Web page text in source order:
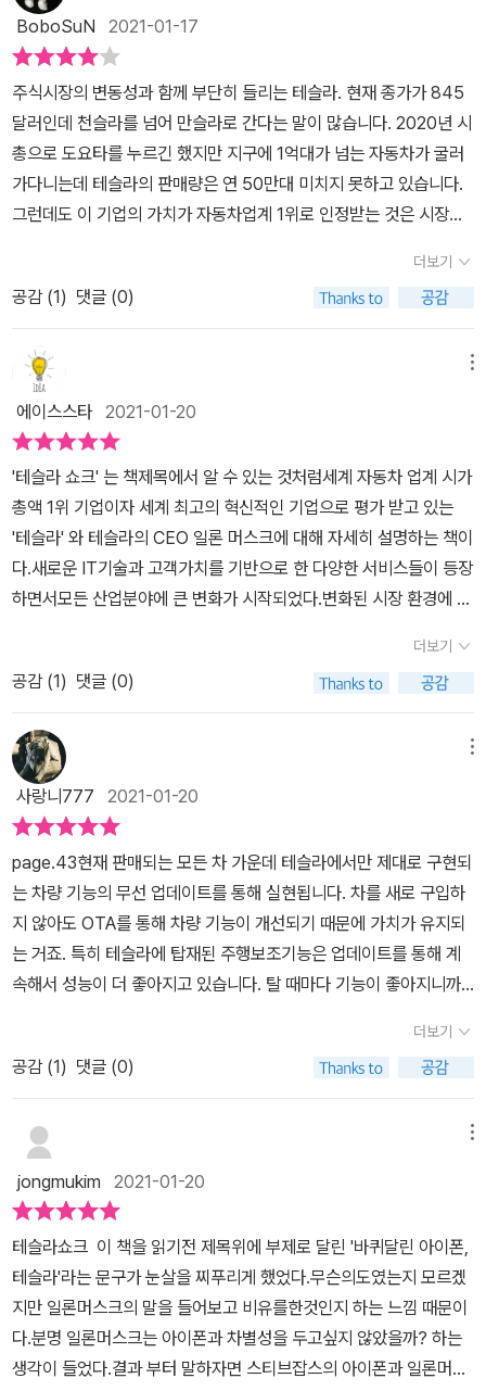
상이 일어난다. 하지만 사소한 변화, 습관이라고 하더라도 이에 주목
하며 대응하는 힘을 가져야 한다. 그러지 못할 경우 도태되거나 또 다
른 산업이나 기업에 흡수되는 것이 이 바닥의 생리와도 같은 것이다.
머스크도 이 같은 행위를 매우 당연시 한다. 미래를 선도하거나 아니
면 포기하고 사라지거나, 다소 과격한 어휘로 보이지만 그만큼 기업
들은 이윤추구를 위해 거의 모든 것을 걸며 경쟁하는 집단이다. 책에
서도 테슬라의 발전상, 비전, 미래가치 등을 나열하고 있지만 더 중요
한 것은 이를 바라보는 기존 세력들의 반응일 것이다. 우리 기업들도
여기에서 자유롭지 못하며 기존의 방식으로 부를 추구했다면 이제는
새로운 시장환경에 적응하며 대중들이 원하는 니즈를 파악하면서도
해야 한다. 왜 인재에 대한 중요성이 부각되면서도 기술발전이나 인
공지능의 활용, 대중화 등을 바탕으로 꾸준한 비즈니스 혁신모델을
추구하려 하는지, 매우 자연스럽고 당연한 흐름으로 이해하며 읽을
수 있을 것이다. 과감해야 하는 순간, 절대적인 과감성을 바탕으로 리
더십을 발휘하며 포기하거나 버려야 한다면 이 또한 후회없이 행동하
는 그들의 결단력과 행동력에서 기업경영이나 가치, 원칙이나 철학
등에 대해서도 함께 판단해 볼 수 있을 것이다. 여전히 상용화, 대중화
단계에서 다양한 결함이 발생하고 있는 전기차 시장, 그리고 자동차
산업에 대한 평가와 그 중요성에 대해 우리는 판단하며 새로운 모델
야 할 것이다. 세상 변화의 속도 만큼이나 기업들의 새로운 제품과 경
쟁력에 대한 반응도는 매우 민감한 수준이다. 테슬라 쇼크를 통해 그
들에게서 배울 점은 배우며 모방하는 행위 등을 통해 더 나은 방향성
이 무엇인지 판단해 보자.
BoboSuN 2021-01-17
주식시장의 변동성과 함께 부단히 들리는 테슬라. 현재 종가가 845
달러인데 천슬라를 넘어 만슬라로 간다는 말이 많습니다. 2020년 시
총으로 도요타를 누르긴 했지만 지구에 1억대가 넘는 자동차가 굴러
가다니는데 테슬라의 판매량은 연 50만대 미치지 못하고 있습니다.
그런데도 이 기업의 가치가 자동차업계 1위로 인정받는 것은 시장전
공룡 노키아는 현실성에 떨어지는 물건이라 생각하고 시대의 흐름을
무시했습니다. 하지만 PDA와 같은 성능에 직관적인 터치 고성능의
카메라 어플의 편리함은 새로운 생태계를 만들어 냈습니다. 안주하고
도외시하던 노키아는 몰락의 길을 걷고 아이폰은 생태계의 리더로 그
사업을 전반야에 확장하고 있습니다. 그런 애플이 스마트카 자율주행
차에 진출하려 합니다. 이는 자신들의 거대한 인프라의 일환으로 모
바일로부터 이어지는 달리는 컴퓨터 사업확장과 하드웨어보단 빅데
이터의 확보를 위한것입니다. 하지만 이미 시장의 리더로 견고함을
굳힌 테슬라가 있습니다. GM이나 독일차 같은 굴지의 브랜드가 있지
만 테슬라만의 자율주행시스템과 업그레이드 모듈의 통합은 그 브랜
드들과 격차가 6년이상이나 난다고 합니다. 그들 내연기관 자동차 메
이커들이 부품의 경량화나 줄임을 통해 수익을 내려는것과는 대비되
게 모듈, 시스템의 통합으로 지속적인 업그레이드를 가능케 하며 차
행을 꿈꾸기 때문입니다. 거기다 완벽한 수직계열화를 이루고 제조업
의 노하우를 축적해가며 진화해가고 있습니다. 자신만의 스페이스X
위성을 통해 6G통신을 꿈꾸고 자체 배터리공장을 통해 원가절감에
도 나서고 있습니다. 배터리데이발표때 혁신은 없어 주가는 요동쳤지
만 원가절감은 장기적으로 무시무시한 성장동력이 될것입니다. 산업
의 틀을 따라 단기적인 수익에 미래를 그리는 것이 아닌 아예 설정부
터 달리 생각하고 시장의 룰체인져로 두각하기 위해서 일론머스크의
남다른 장기적인 비젼과 행동, 실행, 리더십이 있기에 가능한 것이 아
닌가 싶습니다. 후발주자였지만 자동차 트랜드를 이끄는 만큼 반테
비디아와 ARM이겠습니다. 이들은 AI와 메모리의 딥러닝으로 완벽
한 자율주행을 꿈꾸며 미래를 선점하려 하고 있습니다. 하지만 우리
는 규제와 노조, 과거 구시대의 매너리즘에 빠져 있습니다. 환경구조
나 시장의 방향성이 테슬라와 같을 순 없지만 그들과 같이 미래를 그
리며 큰 프레임을 짜지 않는다면 우리의 자동차 산업을 몰락하고 말
것입니다. 틀에 맞춰진 한정적 계획를 그리기 보다 더 거시적인 미래
를 바라보며 새로운 틀을 만드는 테슬라 통해 그림을 그려봐야 겠습
니다.
더보기
공감 (1) 댓글 (0)
에이스스타2021-01-20
'테슬라 쇼크' 는 책제목에서 알 수 있는 것처럼세계 자동차 업계 시가
총액 1위 기업이자 세계 최고의 혁신적인 기업으로 평가 받고 있는
'테슬라' 와 테슬라의 CEO 일론 머스크에 대해 자세히 설명하는 책이
다.새로운 IT기술과 고객가치를 기반으로 한 다양한 서비스들이 등장
하면서모든 산업분야에 큰 변화가 시작되었다.변화된 시장 환경에 새
했고 기존 시장을 파괴하면서 새롭게 정의하고 있다.이런 변화를 주
도하기 위한 I기업들의 경쟁이 전세계적으로 치열하게 벌어지고 있
다.그 중에서도 최근 가장 혁신적인 기업이자높은 미래가치와 성장을
인정받으면서빠르게 성장한 기업이 바로 '테슬라' 다.매출로만 봤을
때 전세계 자동차 시장에서테슬라가 차지하고 있는 비율은 매우 낮은
수준이다.하지만 테슬라의 주가는 2010년 상장이후 180배 이상 상
승하였고 국내 투자자들이가장 많이 투자한 기업 역시 '테슬라' 다.그
동안 테슬라가 어떻게 지금처럼 성장할 수 있었는지 궁금했다.'테슬라
쇼크' 는 테슬라, 업의 본질을 재정의하고 패러다임을 바꾸다, 테슬라
의 진짜 경쟁력은 눈에 보이지 않는 곳에 있다, 모빌리티 혁명을 주도
하는 테슬라 그리고 나머지 선두 기업,모든 것은 리더에게 달렸다, 한
국 기업의 위기와 기회는 무엇이고, 어떻게 대응할 것인가로나누어서
설명하기 때문에 테슬라와 관련된전반적인 내용을 자세히 알 수 있었
다.테슬라가 어떻게 기존의 자동차 기업들이 가지고 있던 문제점들과
기업으로 성장할 수 있었던 차별화 된 기술력과 경쟁력은 어떤 과정
을 통해 형성되었는지 새롭게 알 수 있었다.지속적인 성장과 기업 가
치 극대화를 위한 테슬라의 CEO 머스크의 전략과 비전이 무엇인
지, 그들이 지속적인 성장과 불확실한 미래를 대비하기 위해 어떤 준
비와 노력을 하고 있는지 알 수 있어서 흥미로웠다.무엇보다 테슬라
의 영향력이 점차적으로 확대되면서국내기업들에게 미칠 영향이 무
엇인지에 대한 설명과 함께 어떤 점이 위기로 작용할 것인지,어떤 부
분을 협력하고 기회로 활용할 수 있을지에 대해 알 수 있어서 많은 도
더보기
공감 (1) 댓글 (0)
사랑니777 2021-01-20
page.43현재 판매되는 모든 차 가운데 테슬라에서만 제대로 구현되
는 차량 기능의 무선 업데이트를 통해 실현됩니다. 차를 새로 구입하
지 않아도 OTA를 통해 차량 기능이 개선되기 때문에 가치가 유지되
는 거죠. 특히 테슬라에 탑재된 주행보조기능은 업데이트를 통해 계
속해서 성능이 더 좋아지고 있습니다. 탈 때마다 기능이 좋아지니까.
더 많이 팔린 테슬라 '모델3'의 테슬라 Ceo 일론 머스크는 5000만
원을 주고 산 차가 자율주행기능업데이트를 통해 2억 5000만원의
값어치를 할 수 있게 될 거라고 말한다. 저자는 머스크 특유의 과장 화
법을 빼고서도 이 말이 아주 말이 안되는 것도 아니라고 말하는데, 낭
비되는 차의 주차장 대기 시간을 차량 소유자가 생산 설비에 투자하
게 되면, 대부분의 시간이 돈을 벌어다 주는 시간으로 바꿀 수 있다는
것이다. 스스로 돈을 벌어다 주는 시스템의 '가격 경쟁력' 테슬라는 도
요타를 앞질렀고, 자동차 산업의 경쟁 구도에 변혁을 일으키고 있
다. 이 책을 읽으면 좋은 사람. 1. 자율주행전기자동차가 테슬라라는
것만 알고 있을 뿐, 그 이상에 대해서는 전혀 알지 못한다는 사람.2.
테슬라의 경영방식을 회사에 차용하고 적용해 도움을 받고 싶은 사
람.3. 테슬라와 같은 거대 주식을 투자하고 매수하려는 것에 관심이
더보기
공감 (1) 댓글 (0)
jongmukim 2021-01-20
테슬라쇼크 이 책을 읽기전 제목위에 부제로 달린 '바퀴달린 아이폰,
테슬라'라는 문구가 눈살을 찌푸리게 했었다.무슨의도였는지 모르겠
지만 일론머스크의 말을 들어보고 비유를한것인지 하는 느낌 때문이
다.분명 일론머스크는 아이폰과 차별성을 두고싶지 않았을까? 하는
생각이 들었다.결과 부터 말하자면 스티브잡스의 아이폰과 일론머스